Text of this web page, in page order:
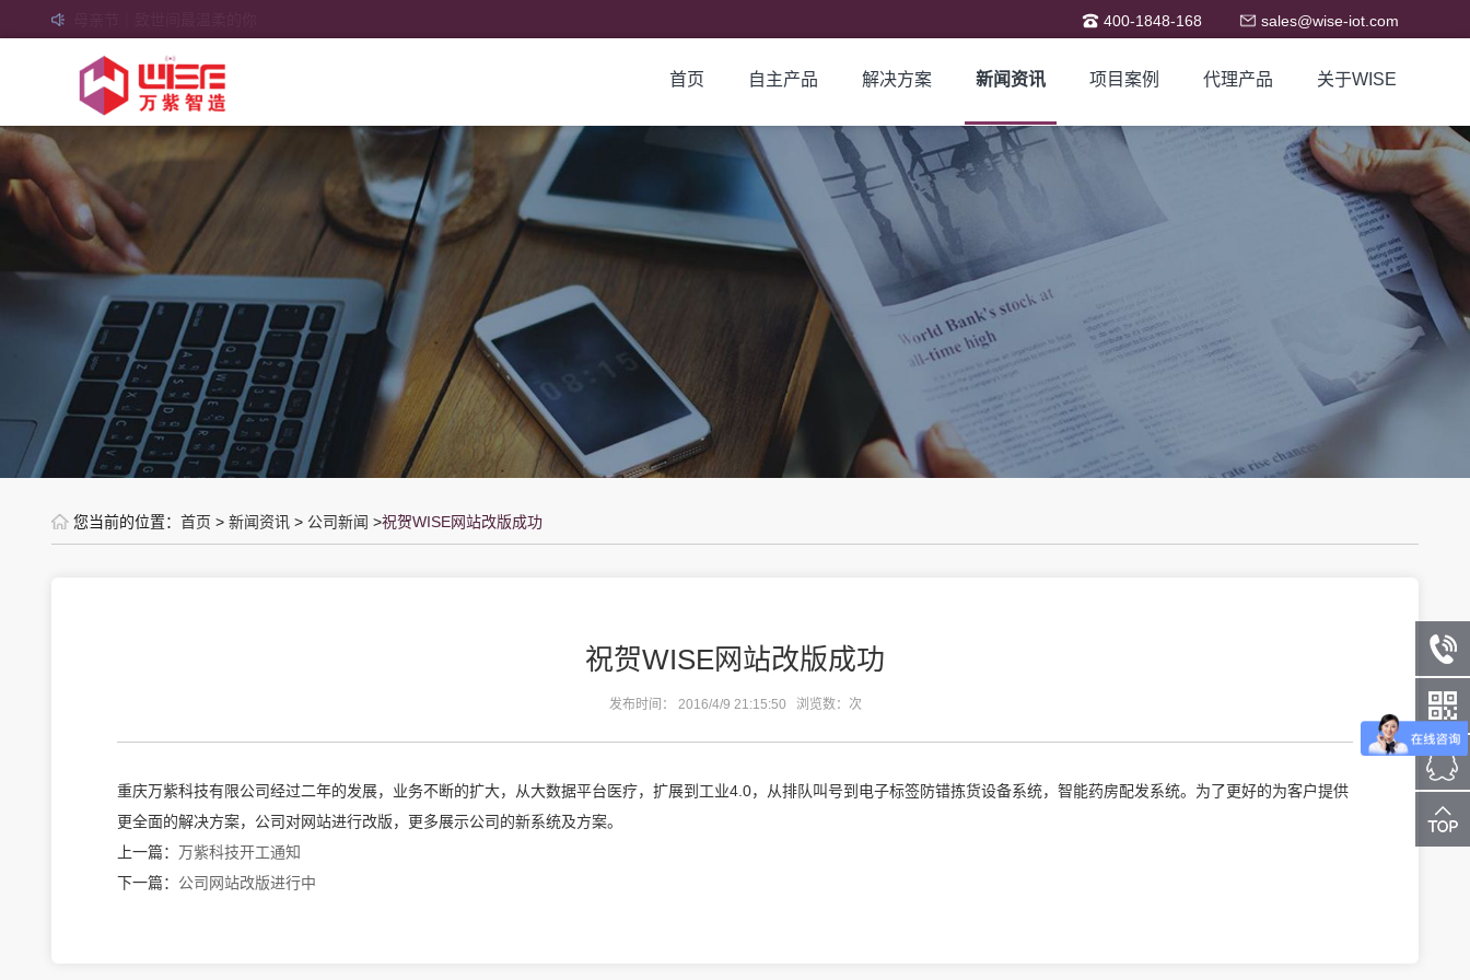
400-1848-168 sales@wise-iot.com
首页 自主产品 解决方案 新闻资讯 项目案例 代理产品 关于WISE
您当前的位置： 首页 > 新闻资讯 > 公司新闻 >祝贺WISE网站改版成功
祝贺WISE网站改版成功
发布时间： 2016/4/9 21:15:50 浏览数： 次
重庆万紫科技有限公司经过二年的发展，业务不断的扩大，从大数据平台医疗，扩展到工业4.0，从排队叫号到电子标签防错拣货设备系统，智能药房配发系统。为了更好的为客户提供
更全面的解决方案，公司对网站进行改版，更多展示公司的新系统及方案。
上一篇： 万紫科技开工通知
下一篇： 公司网站改版进行中